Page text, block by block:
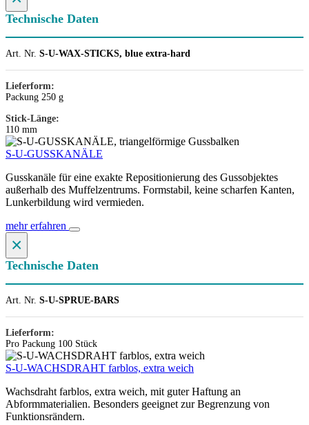
Technische Daten
Art. Nr. S-U-WAX-STICKS, blue extra-hard
Lieferform:
Packung 250 g
Stick-Länge:
110 mm
S-U-GUSSKANÄLE
Gusskanäle für eine exakte Repositionierung des Gussobjektes
außerhalb des Muffelzentrums. Formstabil, keine scharfen Kanten,
Lunkerbildung wird vermieden.
mehr erfahren
×
Technische Daten
Art. Nr. S-U-SPRUE-BARS
Lieferform:
Pro Packung 100 Stück
S-U-WACHSDRAHT farblos, extra weich
Wachsdraht farblos, extra weich, mit guter Haftung an
Abformmaterialien. Besonders geeignet zur Begrenzung von
Funktionsrändern.